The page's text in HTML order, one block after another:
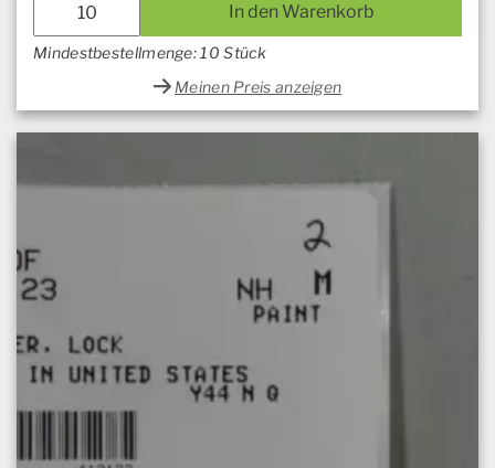
In den Warenkorb
Mindestbestellmenge: 10 Stück
Meinen Preis anzeigen